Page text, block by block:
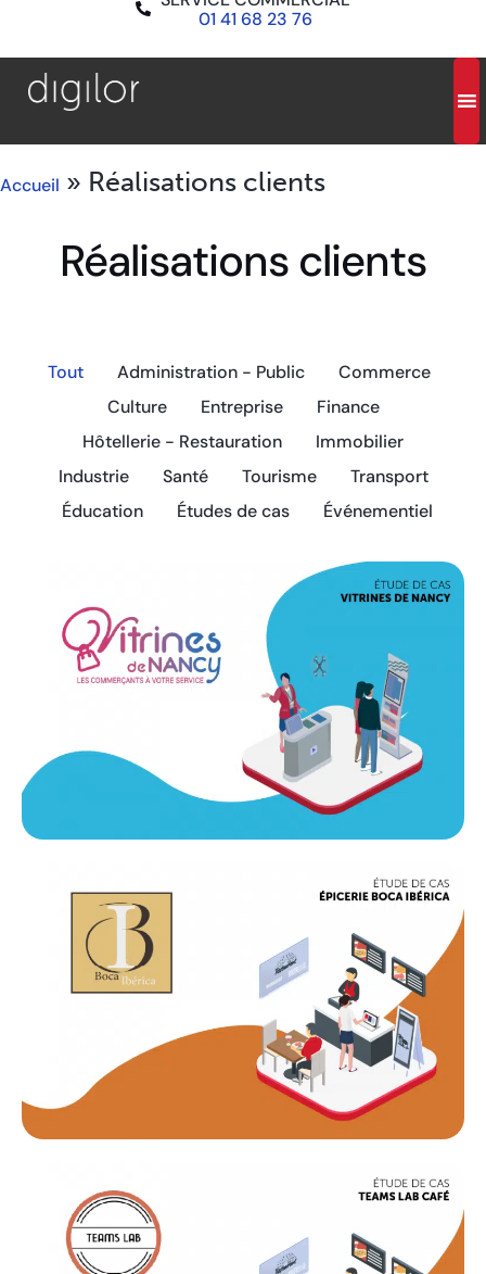
01 41 68 23 76
Accueil » Réalisations clients
Réalisations clients
Tout Administration - Public
Commerce
Culture
Entreprise
Finance
Hôtellerie - Restauration
Immobilier
Industrie
Santé Tourisme
Transport
Éducation
Études de cas Événementiel